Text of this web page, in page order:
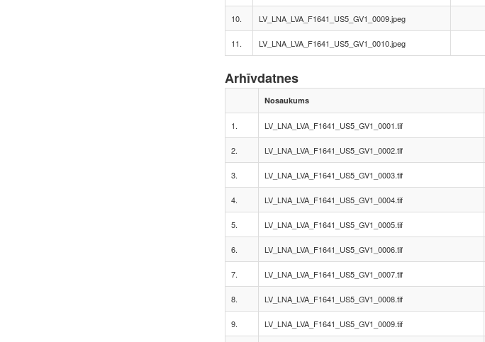
10. LV_LNA_LVA_F1641_US5_GV1_0009.jpeg
11. LV_LNA_LVA_F1641_US5_GV1_0010.jpeg
Arhīvdatnes
Nosaukums
1. LV_LNA_LVA_F1641_US5_GV1_0001.tif
2. LV_LNA_LVA_F1641_US5_GV1_0002.tif
3. LV_LNA_LVA_F1641_US5_GV1_0003.tif
4. LV_LNA_LVA_F1641_US5_GV1_0004.tif
5. LV_LNA_LVA_F1641_US5_GV1_0005.tif
6. LV_LNA_LVA_F1641_US5_GV1_0006.tif
7. LV_LNA_LVA_F1641_US5_GV1_0007.tif
8. LV_LNA_LVA_F1641_US5_GV1_0008.tif
9. LV_LNA_LVA_F1641_US5_GV1_0009.tif